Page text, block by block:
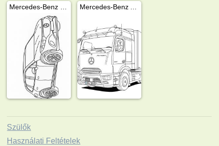
Szülők
Használati Feltételek